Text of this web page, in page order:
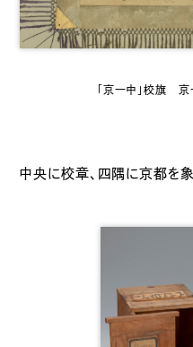
「京一中」校旗
中央に校章、四隅に京都を